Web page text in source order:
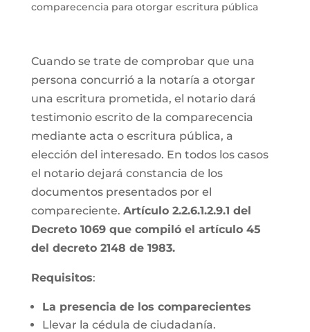
comparecencia para otorgar escritura pública
Cuando se trate de comprobar que una
persona concurrió a la notaría a otorgar
una escritura prometida, el notario dará
testimonio escrito de la comparecencia
mediante acta o escritura pública, a
elección del interesado. En todos los casos
el notario dejará constancia de los
documentos presentados por el
compareciente. Artículo 2.2.6.1.2.9.1 del
Decreto 1069 que compiló el artículo 45
del decreto 2148 de 1983.
Requisitos:
La presencia de los comparecientes
Llevar la cédula de ciudadanía.